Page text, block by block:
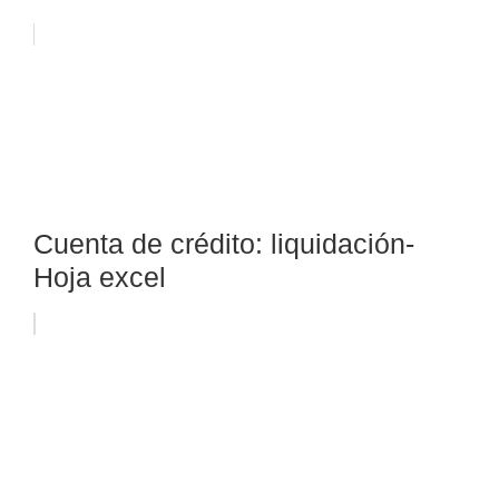
Cuenta de crédito: liquidación-
Hoja excel